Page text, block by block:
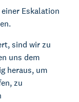
Eskalation
sind wir zu
uns dem
heraus, um
zu